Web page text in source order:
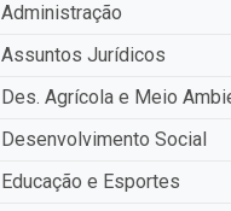
Administração
Assuntos Jurídicos
Des. Agrícola e Meio
Desenvolvimento Social
Educação e Esportes